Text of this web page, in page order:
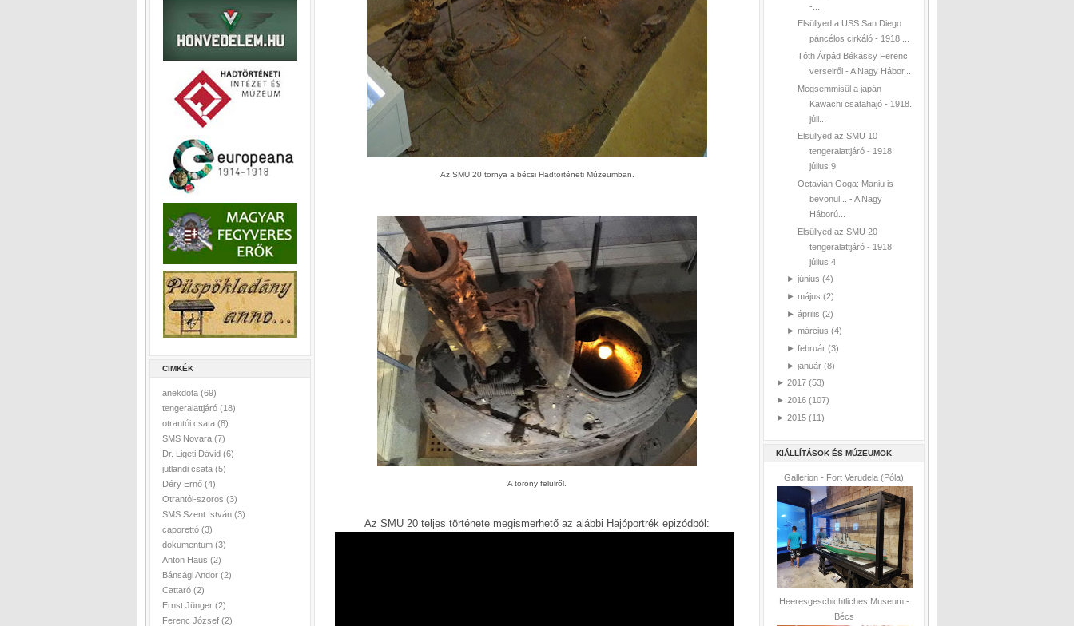
CIMKÉK
anekdota (69)
tengeralattjáró (18)
otrantói csata (8)
SMS Novara (7)
Dr. Ligeti Dávid (6)
jütlandi csata (5)
Déry Ernő (4)
Otrantói-szoros (3)
SMS Szent István (3)
caporettó (3)
dokumentum (3)
Anton Haus (2)
Bánsági Andor (2)
Cattaró (2)
Ernst Jünger (2)
Ferenc József (2)
Az SMU 20 tornya a bécsi Hadtörténeti Múzeumban.
A torony felülről.
Az SMU 20 teljes története megismerhető az alábbi Hajóportrék epizódból:
-...
Elsüllyed a USS San Diego
páncélos cirkáló - 1918....
Tóth Árpád Békássy Ferenc
verseiről - A Nagy Hábor...
Megsemmisül a japán
Kawachi csatahajó - 1918.
júli...
Elsüllyed az SMU 10
tengeralattjáró - 1918.
július 9.
Octavian Goga: Maniu is
bevonul... - A Nagy
Háború...
Elsüllyed az SMU 20
tengeralattjáró - 1918.
július 4.
► június (4)
► május (2)
► április (2)
► március (4)
► február (3)
► január (8)
► 2017 (53)
► 2016 (107)
► 2015 (11)
KIÁLLÍTÁSOK ÉS MÚZEUMOK
Gallerion - Fort Verudela (Póla)
Heeresgeschichtliches Museum -
Bécs